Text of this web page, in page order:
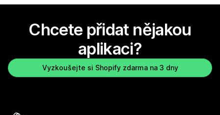
Chcete přidat nějakou
aplikaci?
Vyzkoušejte si Shopify zdarma na 3 dny